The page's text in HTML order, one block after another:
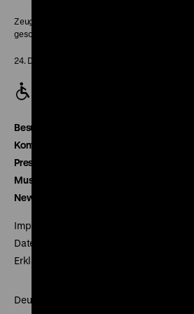
Zeughaus:
geschlossen
24. Dezember geschlossen
Besucherservice
Kontakt
Presse
Museumsverein
Newsletter
Impressum
Datenschutz
Erklärung digitale Barrierefreiheit
Deutsches Historisches Museum